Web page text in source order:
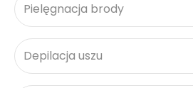
Pielęgnacja brody
Depilacja uszu